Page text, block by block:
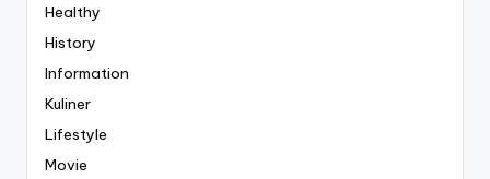
Healthy
History
Information
Kuliner
Lifestyle
Movie